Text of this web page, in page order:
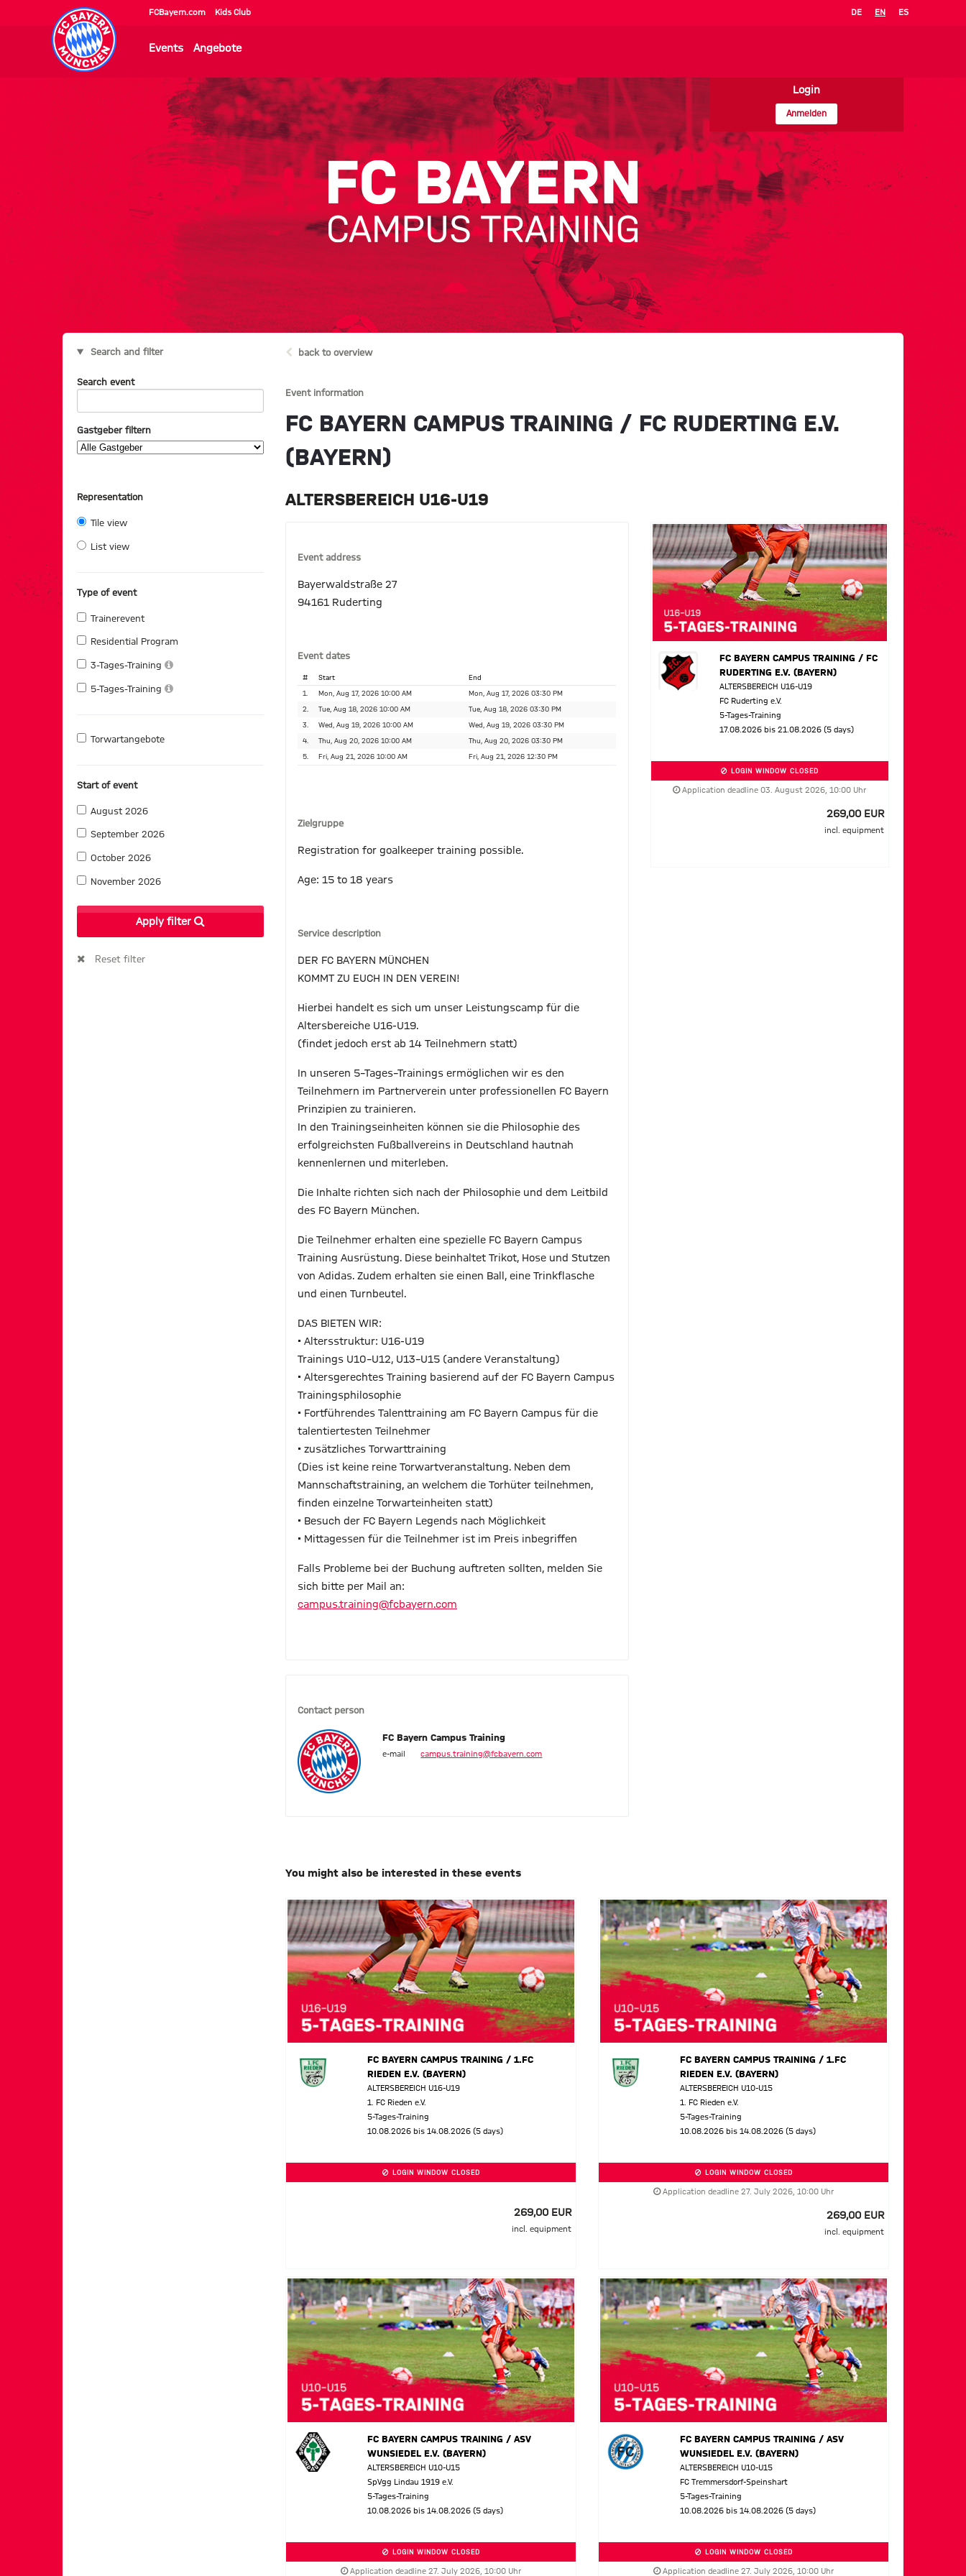
FCBayern.com Kids Club DE EN ES
Events Angebote
Login
Anmelden
Search and filter
Search event
Gastgeber filtern
Representation
Tile view
List view
Type of event
Trainerevent
Residential Program
3-Tages-Training
5-Tages-Training
Torwartangebote
Start of event
August 2026
September 2026
October 2026
November 2026
Apply filter
Reset filter
back to overview
Event information
FC BAYERN CAMPUS TRAINING / FC RUDERTING E.V.
(BAYERN)
ALTERSBEREICH U16-U19
Event address
Bayerwaldstraße 27
94161 Ruderting
Event dates
# Start End
1. Mon, Aug 17, 2026 10:00 AM Mon, Aug 17, 2026 03:30 PM
2. Tue, Aug 18, 2026 10:00 AM Tue, Aug 18, 2026 03:30 PM
3. Wed, Aug 19, 2026 10:00 AM Wed, Aug 19, 2026 03:30 PM
4. Thu, Aug 20, 2026 10:00 AM Thu, Aug 20, 2026 03:30 PM
5. Fri, Aug 21, 2026 10:00 AM Fri, Aug 21, 2026 12:30 PM
Zielgruppe
Registration for goalkeeper training possible.
Age: 15 to 18 years
Service description
DER FC BAYERN MÜNCHEN
KOMMT ZU EUCH IN DEN VEREIN!
Hierbei handelt es sich um unser Leistungscamp für die
Altersbereiche U16-U19.
(findet jedoch erst ab 14 Teilnehmern statt)
In unseren 5–Tages–Trainings ermöglichen wir es den
Teilnehmern im Partnerverein unter professionellen FC Bayern
Prinzipien zu trainieren.
In den Trainingseinheiten können sie die Philosophie des
erfolgreichsten Fußballvereins in Deutschland hautnah
kennenlernen und miterleben.
Die Inhalte richten sich nach der Philosophie und dem Leitbild
des FC Bayern München.
Die Teilnehmer erhalten eine spezielle FC Bayern Campus
Training Ausrüstung. Diese beinhaltet Trikot, Hose und Stutzen
von Adidas. Zudem erhalten sie einen Ball, eine Trinkflasche
und einen Turnbeutel.
DAS BIETEN WIR:
• Altersstruktur: U16-U19
Trainings U10–U12, U13–U15 (andere Veranstaltung)
• Altersgerechtes Training basierend auf der FC Bayern Campus
Trainingsphilosophie
• Fortführendes Talenttraining am FC Bayern Campus für die
talentiertesten Teilnehmer
• zusätzliches Torwarttraining
(Dies ist keine reine Torwartveranstaltung. Neben dem
Mannschaftstraining, an welchem die Torhüter teilnehmen,
finden einzelne Torwarteinheiten statt)
• Besuch der FC Bayern Legends nach Möglichkeit
• Mittagessen für die Teilnehmer ist im Preis inbegriffen
Falls Probleme bei der Buchung auftreten sollten, melden Sie
sich bitte per Mail an:
campus.training@fcbayern.com
Contact person
FC Bayern Campus Training
e-mail campus.training@fcbayern.com
FC BAYERN CAMPUS TRAINING / FC
RUDERTING E.V. (BAYERN)
ALTERSBEREICH U16-U19
FC Ruderting e.V.
5-Tages-Training
17.08.2026 bis 21.08.2026 (5 days)
LOGIN WINDOW CLOSED
Application deadline 03. August 2026, 10:00 Uhr
269,00 EUR
incl. equipment
You might also be interested in these events
FC BAYERN CAMPUS TRAINING / 1.FC
RIEDEN E.V. (BAYERN)
ALTERSBEREICH U16-U19
1. FC Rieden e.V.
5-Tages-Training
10.08.2026 bis 14.08.2026 (5 days)
LOGIN WINDOW CLOSED
269,00 EUR
incl. equipment
FC BAYERN CAMPUS TRAINING / 1.FC
RIEDEN E.V. (BAYERN)
ALTERSBEREICH U10-U15
1. FC Rieden e.V.
5-Tages-Training
10.08.2026 bis 14.08.2026 (5 days)
LOGIN WINDOW CLOSED
Application deadline 27. July 2026, 10:00 Uhr
269,00 EUR
incl. equipment
FC BAYERN CAMPUS TRAINING / ASV
WUNSIEDEL E.V. (BAYERN)
ALTERSBEREICH U10-U15
SpVgg Lindau 1919 e.V.
5-Tages-Training
10.08.2026 bis 14.08.2026 (5 days)
LOGIN WINDOW CLOSED
Application deadline 27. July 2026, 10:00 Uhr
FC BAYERN CAMPUS TRAINING / ASV
WUNSIEDEL E.V. (BAYERN)
ALTERSBEREICH U10-U15
FC Tremmersdorf-Speinshart
5-Tages-Training
10.08.2026 bis 14.08.2026 (5 days)
LOGIN WINDOW CLOSED
Application deadline 27. July 2026, 10:00 Uhr